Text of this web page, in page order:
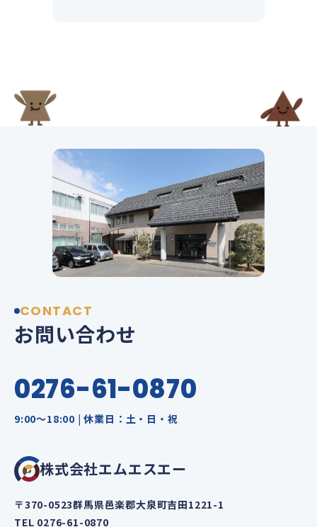
CONTACT
お問い合わせ
0276-61-0870
9:00～18:00 | 休業日：土・日・祝
株式会社エムエスエー
〒370-0523群馬県邑楽郡大泉町吉田1221-1
TEL 0276-61-0870